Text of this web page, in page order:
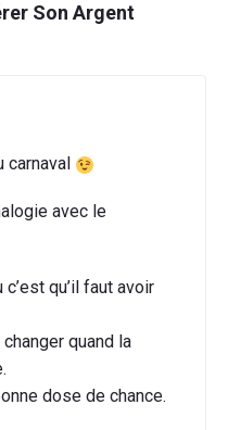
est
Son Argent
avec le
qu’il faut avoir
quand la
dose de chance.